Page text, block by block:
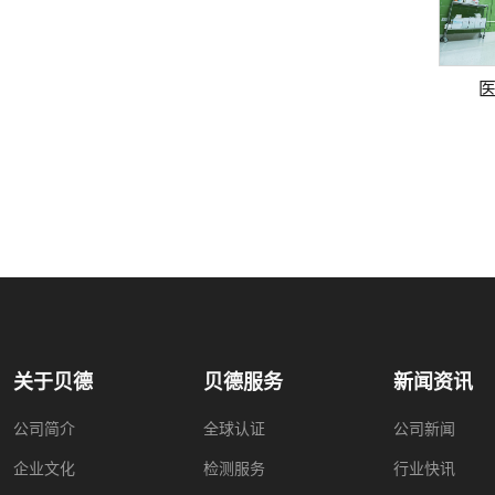
关于贝德
公司简介
企业文化
贝德服务
全球认证
检测服务
新闻资讯
公司新闻
行业快讯